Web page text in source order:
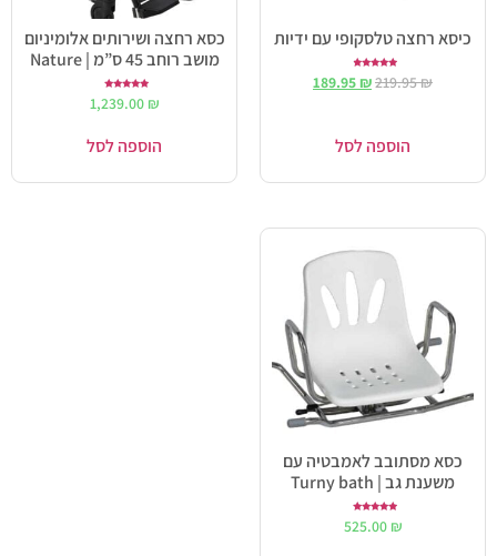
כיסא רחצה טלסקופי עם ידיות
4.50
מתוך 5
219.95₪
189.95₪
הוספה לסל
כסא רחצה ושירותים אלומיניום
מושב רוחב 45 ס”מ | Nature
5.00
1,239.00 ₪
הוספה לסל
כסא מסתובב לאמבטיה עם
משענת גב | Turny bath
5.00
525.00 ₪